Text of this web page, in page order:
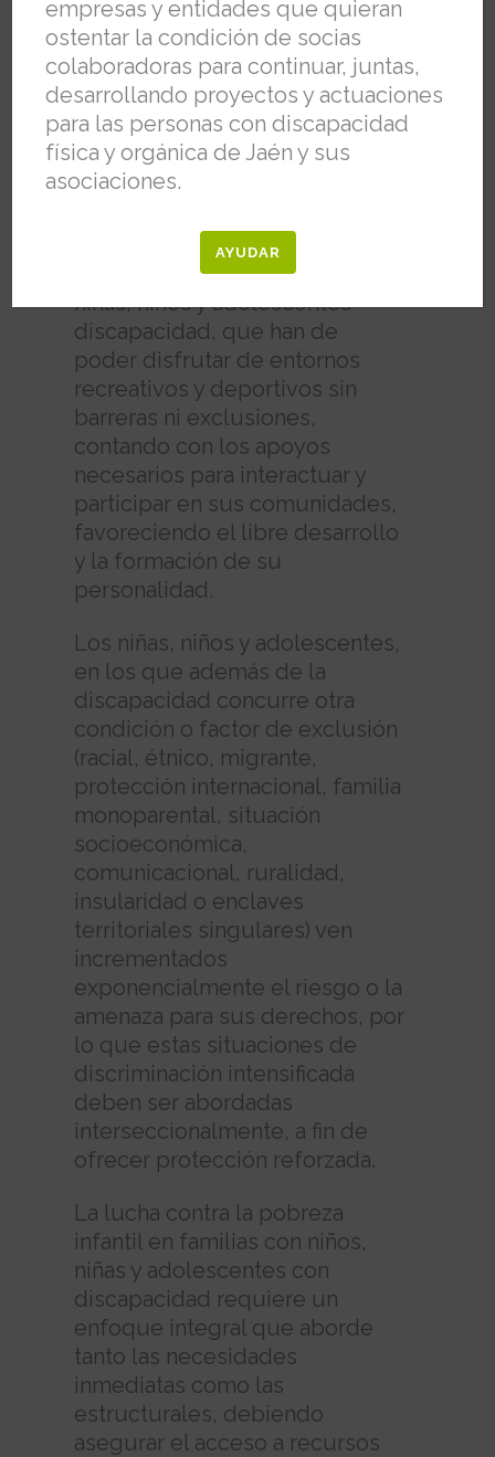
de sesgos y estereotipos, como
parte de una diversidad humana
valiosa en sí misma, que genere
en la comunidad espirales de
consideración y aprecio.
El juego y el ocio son
importancia para la infancia,
incluidos por supuesto las
niñas, niños y adolescentes
discapacidad, que han de
poder disfrutar de entornos
recreativos y deportivos sin
barreras ni exclusiones,
contando con los apoyos
necesarios para interactuar y
participar en sus comunidades,
favoreciendo el libre desarrollo
y la formación de su
personalidad.
Los niñas, niños y adolescentes,
en los que además de la
discapacidad concurre otra
condición o factor de exclusión
(racial, étnico, migrante,
protección internacional, familia
monoparental, situación
socioeconómica,
comunicacional, ruralidad,
insularidad o enclaves
territoriales singulares) ven
incrementados
exponencialmente el riesgo o la
amenaza para sus derechos, por
lo que estas situaciones de
discriminación intensificada
deben ser abordadas
interseccionalmente, a fin de
ofrecer protección reforzada.
La lucha contra la pobreza
infantil en familias con niños,
niñas y adolescentes con
discapacidad requiere un
enfoque integral que aborde
tanto las necesidades
inmediatas como las
estructurales, debiendo
asegurar el acceso a recursos
empresas y entidades que quieran
ostentar la condición de socias
colaboradoras para continuar, juntas,
desarrollando proyectos y actuaciones
para las personas con discapacidad
física y orgánica de Jaén y sus
asociaciones.
AYUDAR